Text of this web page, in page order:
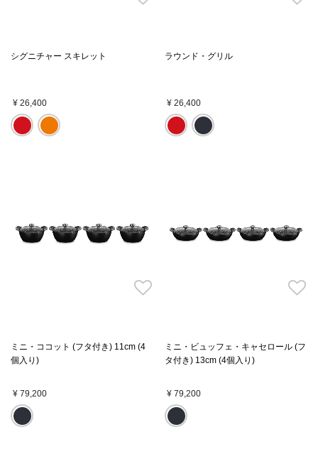
シグニチャー スキレット
¥ 26,400
ラウンド・グリル
¥ 26,400
ミニ・ココット (フタ付き) 11cm (4
個入り)
¥ 79,200
ミニ・ビュッフェ・キャセロール (フ
タ付き) 13cm (4個入り)
¥ 79,200